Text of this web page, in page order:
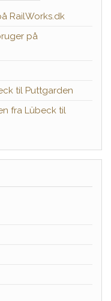
RailWorks.dk
på
til Puttgarden
fra Lübeck til